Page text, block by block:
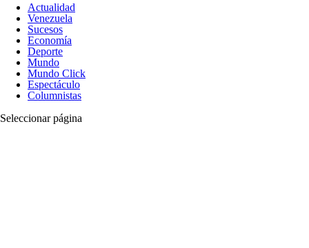
Actualidad
Venezuela
Sucesos
Economía
Deporte
Mundo
Mundo Click
Espectáculo
Columnistas
Seleccionar página